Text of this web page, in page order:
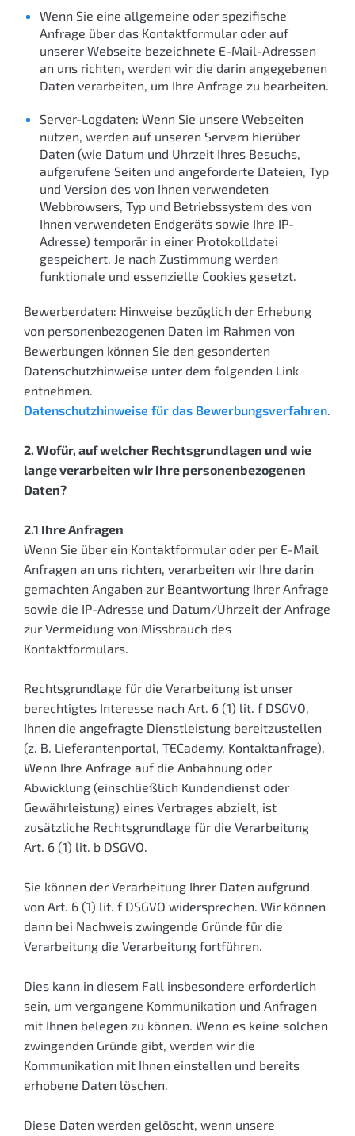
Wenn Sie eine allgemeine oder spezifische
Anfrage über das Kontaktformular oder auf
unserer Webseite bezeichnete E-Mail-Adressen
an uns richten, werden wir die darin angegebenen
Daten verarbeiten, um Ihre Anfrage zu bearbeiten.
Server-Logdaten: Wenn Sie unsere Webseiten
nutzen, werden auf unseren Servern hierüber
Daten (wie Datum und Uhrzeit Ihres Besuchs,
aufgerufene Seiten und angeforderte Dateien, Typ
und Version des von Ihnen verwendeten
Webbrowsers, Typ und Betriebssystem des von
Ihnen verwendeten Endgeräts sowie Ihre IP-
Adresse) temporär in einer Protokolldatei
gespeichert. Je nach Zustimmung werden
funktionale und essenzielle Cookies gesetzt.
Bewerberdaten: Hinweise bezüglich der Erhebung
von personenbezogenen Daten im Rahmen von
Bewerbungen können Sie den gesonderten
Datenschutzhinweise unter dem folgenden Link
entnehmen.
Datenschutzhinweise für das Bewerbungsverfahren.
2. Wofür, auf welcher Rechtsgrundlagen und wie
lange verarbeiten wir Ihre personenbezogenen
Daten?
2.1 Ihre Anfragen
Wenn Sie über ein Kontakt­formular oder per E-Mail
Anfragen an uns richten, verarbeiten wir Ihre darin
gemachten Angaben zur Beantwortung Ihrer Anfrage
sowie die IP-Adresse und Datum/Uhrzeit der Anfrage
zur Vermeidung von Missbrauch des
Kontaktformulars.
Rechtsgrundlage für die Verarbeitung ist unser
berechtigtes Interesse nach Art. 6 (1) lit. f DSGVO,
Ihnen die angefragte Dienstleistung bereitzustellen
(z. B. Lieferantenportal, TECademy, Kontaktanfrage).
Wenn Ihre Anfrage auf die Anbahnung oder
Abwicklung (einschließlich Kundendienst oder
Gewährleistung) eines Vertrages abzielt, ist
zusätzliche Rechtsgrundlage für die Verarbeitung
Art. 6 (1) lit. b DSGVO.
Sie können der Verarbeitung Ihrer Daten aufgrund
von Art. 6 (1) lit. f DSGVO widersprechen. Wir können
dann bei Nachweis zwingende Gründe für die
Verarbeitung die Verarbeitung fortführen.
Dies kann in diesem Fall insbesondere erforderlich
sein, um vergangene Kommunikation und Anfragen
mit Ihnen belegen zu können. Wenn es keine solchen
zwingenden Gründe gibt, werden wir die
Kommunikation mit Ihnen einstellen und bereits
erhobene Daten löschen.
Diese Daten werden gelöscht, wenn unsere